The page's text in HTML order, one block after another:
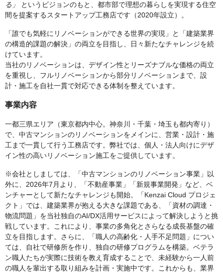
る」
というビジョンのもと、都市部で理想の暮らしを実現する住空
間を提案するスタートアップ工務店です（2020年設立）。
「誰でも気軽にリノベーションができる世界の実現」と「建築業界
の構造的課題の解決」の両立を目指し、日々新たなチャレンジを続
けています。
当社のリノベーションは、デザイン性とリーズナブルな価格の両立
を重視し、フルリノベーションから部分リノベーションまで、設
計・施工を自社一貫で対応できる体制を整えています。
事業内容
一都三県エリア（東京都内中心。神奈川・千葉・埼玉も都内寄り）
で、中古マンションのリノベーションをメインに、営業・設計・施
工まで一貫して行う工務店です。弊社では、個人・法人向けにデザ
イン性の高いリノベーション施工をご提供しています。
※会社としましては、「中古マンションのリノベーション事業」以
外に、2026年7月より、「不動産事業」「新規事業開発」など、ベ
ンチャーとして新たなチャレンジも開始。「Kenzai Cloud プロジェ
クト」では、建築業界が抱える大きな課題である、「資材の調達・
物流問題」を当社独自のAI/DX活用サービスによって解決しようと挑
戦しています。これにより、事業の多角化とさらなる成長基盤の確
立を目指します。さらに、「職人の高齢化・人手不足問題」につい
ては、自社で研修所を作り、独自の研修プログラムを構築。ベテラ
ン職人たちが実際に技術を教え育成することで、未経験から一人前
の職人を輩出する取り組みを計画・実施中です。これからも、業界